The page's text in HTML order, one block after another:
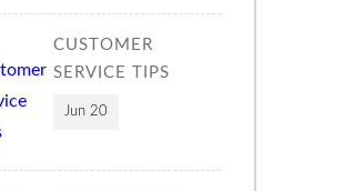
CUSTOMER
SERVICE TIPS
Jun 20